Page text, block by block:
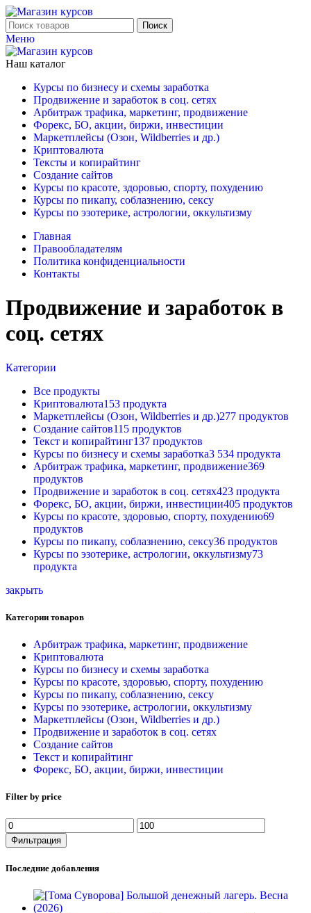
Поиск
Меню
Наш каталог
Курсы по бизнесу и схемы заработка
Продвижение и заработок в соц. сетях
Арбитраж трафика, маркетинг, продвижение
Форекс, БО, акции, биржи, инвестиции
Маркетплейсы (Озон, Wildberries и др.)
Криптовалюта
Тексты и копирайтинг
Создание сайтов
Курсы по красоте, здоровью, спорту, похудению
Курсы по пикапу, соблазнению, сексу
Курсы по эзотерике, астрологии, оккультизму
Главная
Правообладателям
Политика конфиденциальности
Контакты
Продвижение и заработок в
соц. сетях
Категории
Все продукты
Криптовалюта153 продукта
Маркетплейсы (Озон, Wildberries и др.)277 продуктов
Создание сайтов115 продуктов
Текст и копирайтинг137 продуктов
Курсы по бизнесу и схемы заработка3 534 продукта
Арбитраж трафика, маркетинг, продвижение369
продуктов
Продвижение и заработок в соц. сетях423 продукта
Форекс, БО, акции, биржи, инвестиции405 продуктов
Курсы по красоте, здоровью, спорту, похудению69
продуктов
Курсы по пикапу, соблазнению, сексу36 продуктов
Курсы по эзотерике, астрологии, оккультизму73
продукта
закрыть
Категории товаров
Арбитраж трафика, маркетинг, продвижение
Криптовалюта
Курсы по бизнесу и схемы заработка
Курсы по красоте, здоровью, спорту, похудению
Курсы по пикапу, соблазнению, сексу
Курсы по эзотерике, астрологии, оккультизму
Маркетплейсы (Озон, Wildberries и др.)
Продвижение и заработок в соц. сетях
Создание сайтов
Текст и копирайтинг
Форекс, БО, акции, биржи, инвестиции
Filter by price
Минимальная
цена
Максимальная
цена
Фильтрация
Последние добавления